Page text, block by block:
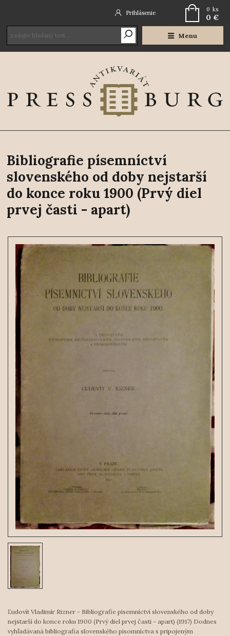
Menu
Prihlásenie 0 ks
0 €
Bibliografie písemníctví
slovenského od doby nejstarší
do konce roku 1900 (Prvý diel
prvej časti - apart)
Ľudovít Vladimír Rizner - Bibliografie písemníctví slovenského od doby
nejstarší do konce roku 1900 (Prvý diel prvej časti - apart) (1917) Dodnes
vyhľadávaná bibliografia slovenského písomníctva s pripojeným